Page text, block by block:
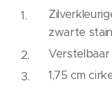
zwarte
Verstelbaar
1,75 cm